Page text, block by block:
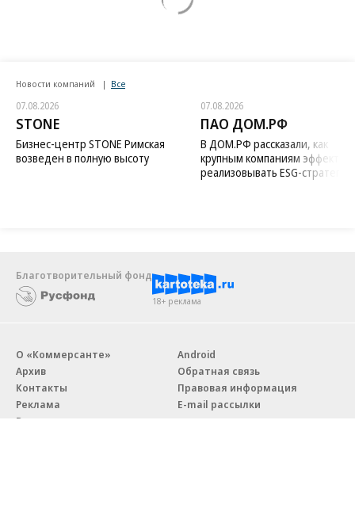
Новости компаний Все
07.08.2026
STONE
Бизнес-центр STONE Римская
возведен в полную высоту
07.08.2026
ПАО ДОМ.РФ
В ДОМ.РФ рассказали, как
крупным компаниям
реализовывать ESG-стратегию
Благотворительный фонд
18+ реклама
О «Коммерсанте»
Архив
Контакты
Реклама
Вакансии
Android
Обратная связь
Правовая информация
E-mail рассылки